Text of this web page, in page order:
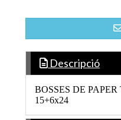
Descripció
BOSSES DE
15+6x24